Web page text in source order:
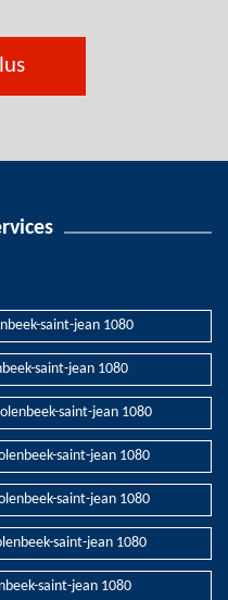
saint-jean 1080
saint-jean 1080
saint-jean 1080
saint-jean 1080
saint-jean 1080
saint-jean 1080
saint-jean 1080